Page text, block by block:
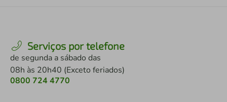
Serviços por telefone
de segunda a sábado das
08h às 20h40 (Exceto feriados)
0800 724 4770